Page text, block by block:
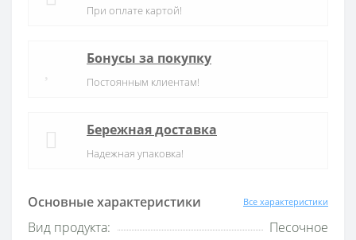
Основные характеристики Все характеристики
Вид продукта:
Песочное
При оплате картой!
Бонусы за покупку
Постоянным клиентам!
Бережная доставка
Надежная упаковка!